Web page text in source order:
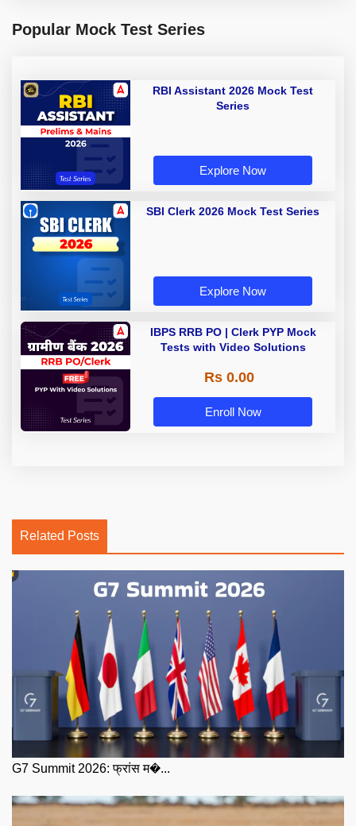
Popular Mock Test Series
RBI Assistant 2026 Mock Test
Series
Explore Now
SBI Clerk 2026 Mock Test Series
Explore Now
IBPS RRB PO | Clerk PYP Mock
Tests with Video Solutions
Rs 0.00
Enroll Now
Related Posts
G7 Summit 2026: फ्रांस म�...